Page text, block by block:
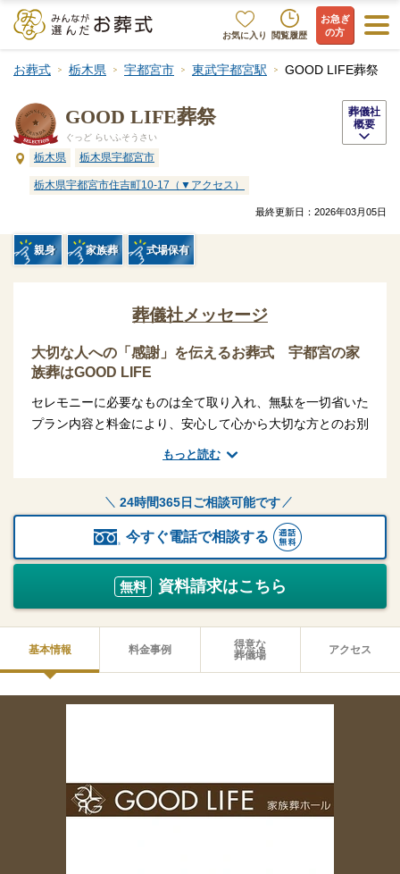
お気に入り 閲覧履歴
お急ぎ
の方
お葬式 栃木県 宇都宮市 東武宇都宮駅 GOOD LIFE葬祭
GOOD LIFE葬祭
ぐっど らいふそうさい
栃木県 栃木県宇都宮市
栃木県宇都宮市住吉町10-17（▼アクセス）
葬儀社
概要
最終更新日： 2026年03月05日
親身 家族葬 式場保有
葬儀社メッセージ
大切な人への「感謝」を伝えるお葬式 宇都宮の家
族葬はGOOD LIFE
もっと読む
セレモニーに必要なものは全て取り入れ、無駄を一切省いた
プラン内容と料金により、安心して心から大切な方とのお別
れを過ごして頂きたいという願い一心で、これからの時代に
送って頂けるホスピタリティを重視し、心から語り合い、思
い出話に笑い合い、肩を寄せ合い、まわりに気兼ねすること
なく涙を流せる「感動の共鳴」ができるセレモニーを実現致
24時間365日ご相談可能です
今すぐ電話で相談する
無料 資料請求はこちら
基本情報 料金事例
得意な
葬儀場
アクセス